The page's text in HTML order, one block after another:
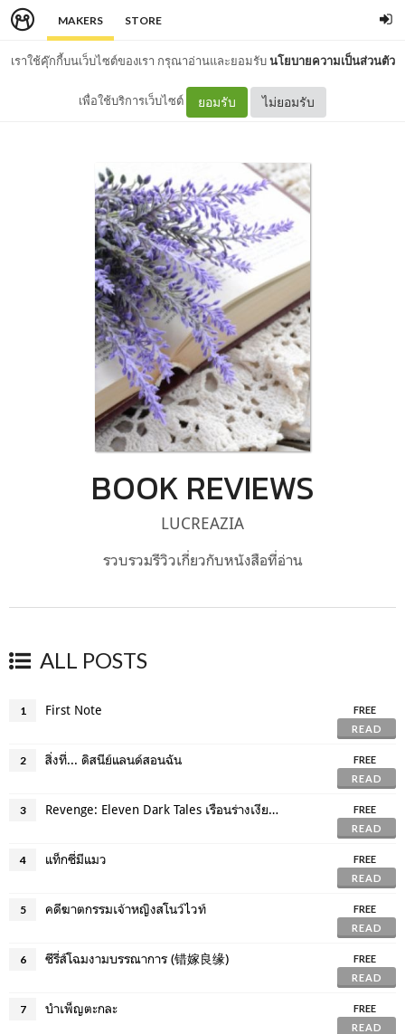
MAKERS STORE
เราใช้คุ๊กกี้บนเว็บไซต์ของเรา กรุณาอ่านและยอมรับนโยบายความเป็นส่วนตัว
เพื่อใช้บริการเว็บไซต์ ยอมรับ ไม่ยอมรับ
BOOK REVIEWS
LUCREAZIA
รวบรวมรีวิวเกี่ยวกับหนังสือที่อ่าน
ALL POSTS
1 First Note
FREE
READ
2 สิ่งที่... ดิสนีย์แลนด์สอนฉัน
FREE
READ
3 Revenge: Eleven Dark Tales เรือนร่างเงียบเชียบ การบอกลาเย็นเยียบน่าขยะแขยง
FREE
READ
4 แท็กซี่มีแมว
FREE
READ
5 คดีฆาตกรรมเจ้าหญิงสโนว์ไวท์
FREE
READ
6 ซีรี่ส์โฉมงามบรรณาการ (错嫁良缘)
FREE
READ
7 บำเพ็ญตะกละ
FREE
READ